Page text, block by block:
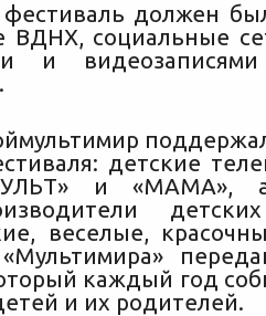
должен
ВДНХ, социальные
и
детские
и «МАМА»,
веселые,
каждый год
и их родителей.